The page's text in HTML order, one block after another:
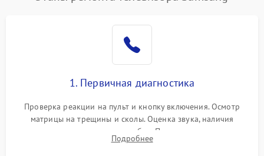
Сеть и подключения
1. Первичная диагностика
Проверка реакции на пульт и кнопку включения. Осмотр
матрицы на трещины и сколы. Оценка звука, наличия
подсветки и индикаторов ошибок. Подключение тестовых
источников сигнала для выявления симптомов поломки.
Подробнее